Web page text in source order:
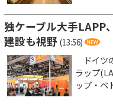
独ケーブル大手
建設も視野 (13:56)
ドイツ
ラップ
ップ・ベ